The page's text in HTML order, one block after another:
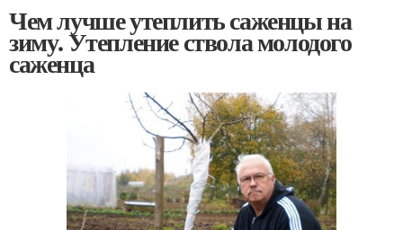
Чем лучше утеплить саженцы на
зиму. Утепление ствола молодого
саженца